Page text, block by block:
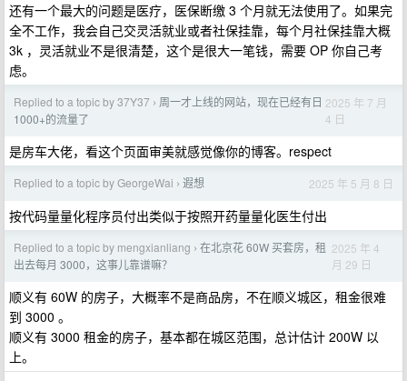
还有一个最大的问题是医疗，医保断缴 3 个月就无法使用了。如果完
全不工作，我会自己交灵活就业或者社保挂靠，每个月社保挂靠大概
3k ，灵活就业不是很清楚，这个是很大一笔钱，需要 OP 你自己考
虑。
Replied to a topic by 37Y37 › 周一才上线的网站，现在已经有日
1000+的流量了
2025 年 7 月
4 日
是房车大佬，看这个页面审美就感觉像你的博客。respect
Replied to a topic by GeorgeWai › 遐想 2025 年 5 月 8 日
按代码量量化程序员付出类似于按照开药量量化医生付出
Replied to a topic by mengxianliang › 在北京花 60W 买套房，租
出去每月 3000，这事儿靠谱嘛？
2025 年 4
月 29 日
顺义有 60W 的房子，大概率不是商品房，不在顺义城区，租金很难
到 3000 。
顺义有 3000 租金的房子，基本都在城区范围，总计估计 200W 以
上。